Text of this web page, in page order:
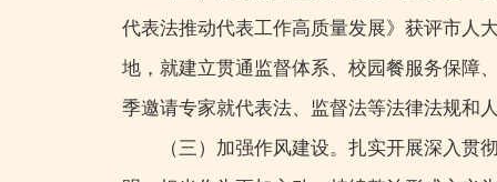
代表法推动代表工作高质量发展》获评市人
地，就建立贯通监督体系、校园餐服务保障
季邀请专家就代表法、监督法等法律法规和
（三）加强作风建设。扎实开展深入